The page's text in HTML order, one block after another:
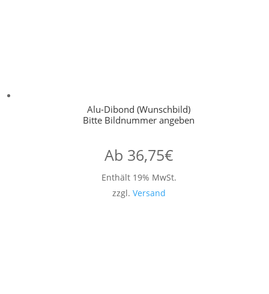
Alu-Dibond (Wunschbild)
Bitte Bildnummer angeben
Ab 36,75€
Enthält 19% MwSt.
zzgl. Versand